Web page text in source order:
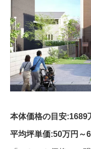
本体価格の目安:1689
平均坪単価:50万円～